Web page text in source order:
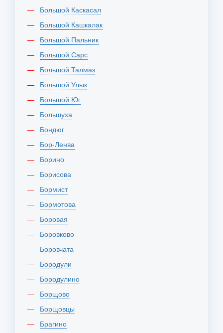
Большой Каскасал
Большой Кашкалак
Большой Пальник
Большой Сарс
Большой Талмаз
Большой Улык
Большой Юг
Большуха
Бондюг
Бор-Ленва
Борино
Борисова
Бормист
Бормотова
Боровая
Боровково
Боровчата
Бородули
Бородулино
Борщово
Борщовцы
Брагино